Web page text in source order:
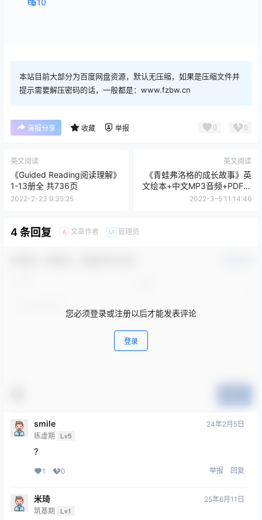
本站目前大部分为百度网盘资源，默认无压缩，如果是压缩文件并
提示需要解压密码的话，一般都是：www.fzbw.cn
海报分享 收藏 举报 0 0
英文阅读
《Guided Reading阅读理解》
1-13册全 共736页
2022-2-23 9:35:25
英文阅读
《青蛙弗洛格的成长故事》英
文绘本+中文MP3音频+PDF文
档
2022-3-5 11:14:46
4 条回复 A 文章作者 M 管理员
您必须登录或注册以后才能发表评论
登录
smile
练虚期 Lv5
24年2月5日
?
1 0 举报 回复
米琦
筑基期 Lv1
25年6月11日